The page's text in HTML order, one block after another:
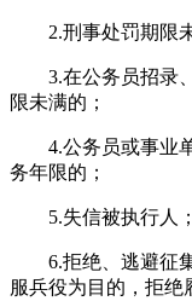
2.刑事处罚期限未
3.在公务员招录、
限未满的；
4.公务员或事业单
务年限的；
5.失信被执行人；
6.拒绝、逃避征集
服兵役为目的，拒